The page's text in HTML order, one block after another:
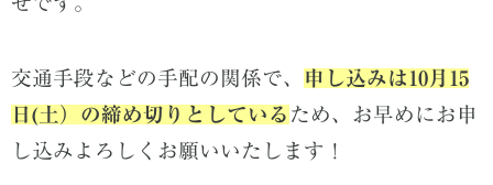
交通手段などの手配の関係で、
申し込みは10月15
日(土）の締め切りとしている ため、お早めにお申
し込みよろしくお願いいたします！